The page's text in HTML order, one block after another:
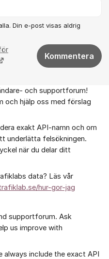
Din e-post visas aldrig
Kommentera
och supportforum!
och hjälp oss med förslag
exakt API-namn och om
underlätta felsökningen.
när du delar ditt
data? Läs vår
hur-gor-jag
supportforum. Ask
us improve with
always include the exact API